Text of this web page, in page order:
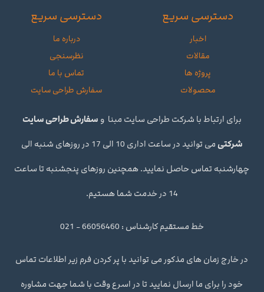
دسترسی سریع
اخبار
مقالات
پروژه ها
محصولات
دسترسی سریع
درباره ما
نظرسنجی
تماس با ما
سفارش طراحی سایت
برای ارتباط با شرکت طراحی سایت مبنا و سفارش طراحی سایت
شرکتی
می توانید در ساعت اداری 10 الی 17 در روزهای شنبه الی
چهارشنبه تماس حاصل نمایید. همچنین روزهای پنجشنبه تا ساعت
14 در خدمت شما هستیم.
خط مستقیم کارشناس : 66056460 - 021
در خارج زمان های مذکور می توانید با پر کردن فرم زیر اطلاعات تماس
خود را برای ما ارسال نمایید تا در اسرع وقت با شما جهت مشاوره